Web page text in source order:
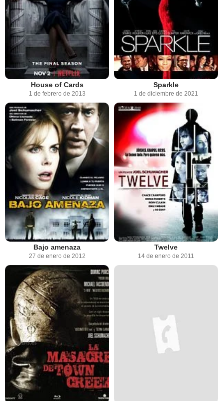
House of Cards
1 de febrero de 2013
Sparkle
1 de diciembre de 2021
Bajo amenaza
27 de enero de 2012
Twelve
14 de enero de 2011